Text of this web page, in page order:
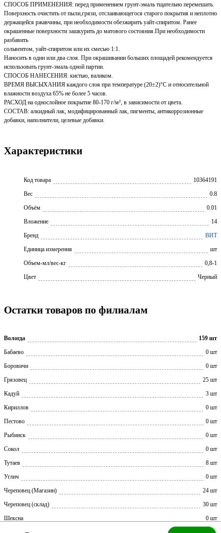
СПОСОБ ПРИМЕНЕНИЯ: перед применением грунт-эмаль тщательно перемешать.
Поверхность очистить от пыли,грязи, отслаивающегося старого покрытия и неплотно
держащейся ржавчины, при необходимости обезжирить уайт-спиритом. Ранее
окрашенные поверхности зашкурить до матового состояния.При необходимости
разбавить
сольвентом, уайт-спиритом или их смесью 1:1.
Наносить в один или два слоя. При окрашивании больших площадей рекомендуется
использовать грунт-эмаль одной партии.
СПОСОБ НАНЕСЕНИЯ: кистью, валиком.
ВРЕМЯ ВЫСЫХАНИЯ каждого слоя при температуре (20±2)°С и относительной
влажности воздуха 65% не более 5 часов.
РАСХОД на однослойное покрытие 80-170 г/м², в зависимости от цвета.
СОСТАВ: алкидный лак, модифицированный лак, пигменты, антикоррозионные
добавки, наполнители, целевые добавки.
Характеристики
Код товара
10364191
Вес
0.8
Объём
0.01
Вложение
14
Бренд
ВИТ
Единица измерения
шт
Объем-мл/вес-кг
0,8-1
Цвет
Черный
Остатки товаров по филиалам
Вологда
159 шт
Бабаево
0 шт
Боровичи
0 шт
Грязовец
25 шт
Кадуй
3 шт
Кириллов
0 шт
Пестово
0 шт
Рыбинск
0 шт
Сокол
0 шт
Тутаев
8 шт
Углич
0 шт
Череповец (Магазин)
24 шт
Череповец (склад)
30 шт
Шексна
0 шт